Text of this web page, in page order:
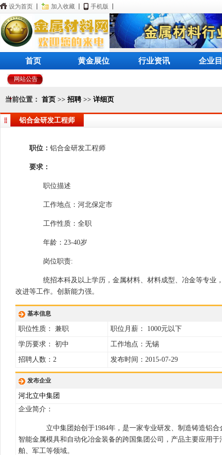
设为首页 加入收藏 手机版
首页 黄金展位 行业资讯 企业
网站公告
当前位置： 首页 >> 招聘 >> 详细页
铝合金研发工程师
职位： 铝合金研发工程师
要求：
职位描述
工作地点：河北保定市
工作性质：全职
年龄：23-40岁
岗位职责:
统招本科及以上学历，金属材料、材料成型、冶金等专业
改进等工作。创新能力强。
基本信息
职位性质： 兼职 职位月薪： 1000元以下
学历要求： 初中 工作地点：无锡
招聘人数：2 发布时间：2015-07-29
发布企业
河北立中集团
企业简介：
立中集团始创于1984年，是一家专业研发、制造铸造铝合
智能金属模具和自动化冶金装备的跨国集团公司，产品主要应用
舶、军工等领域。